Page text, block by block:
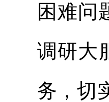
困难问
调研大
务，切